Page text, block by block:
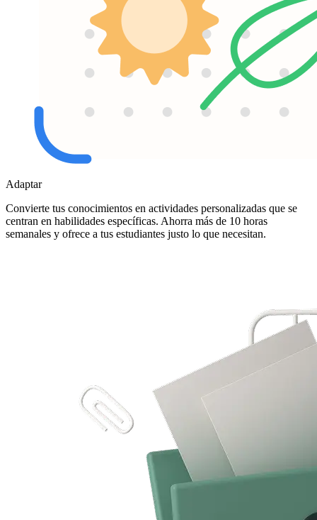
Adaptar
Convierte tus conocimientos en actividades personalizadas que se
centran en habilidades específicas. Ahorra más de 10 horas
semanales y ofrece a tus estudiantes justo lo que necesitan.